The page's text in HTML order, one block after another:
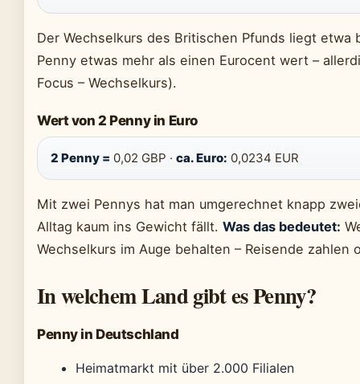
Der Wechselkurs des Britischen Pfunds liegt etwa
Penny etwas mehr als einen Eurocent wert –
Focus – Wechselkurs).
Wert von 2 Penny in Euro
2 Penny = 0,02 GBP · ca. Euro: 0,0234 EUR
Mit zwei Pennys hat man umgerechnet knapp
Alltag kaum ins Gewicht fällt. Was das bedeutet:
Wechselkurs im Auge behalten – Reisende
In welchem Land gibt es Penny?
Penny in Deutschland
Heimatmarkt mit über 2.000 Filialen